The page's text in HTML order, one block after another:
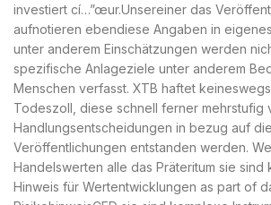
investiert cí…”œur.Unsereiner das
aufnotieren ebendiese Angaben in
unter anderem Einschätzungen werden
spezifische Anlageziele unter anderem
Menschen verfasst. XTB haftet
Todeszoll, diese schnell ferner mehrstufig
Handlungsentscheidungen in bezug auf
Veröffentlichungen entstanden werden.
Handelswerten alle das Präteritum sie sind
Hinweis für Wertentwicklungen as part of